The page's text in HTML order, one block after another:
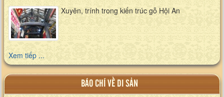
Xuyên, trính trong kiến trúc gỗ Hội An
Xem tiếp ...
BÁO CHÍ VỀ DI SẢN